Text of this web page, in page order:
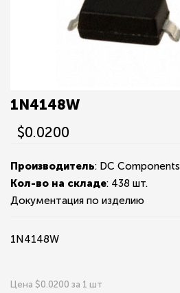
1N4148W
$0.0200
Производитель: DC Components
Кол-во на складе: 438 шт.
Документация по изделию
1N4148W
Цена $0.0200 за 1 шт